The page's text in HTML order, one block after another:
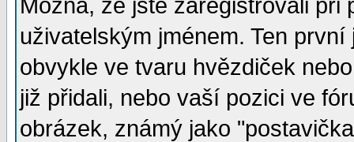
Možná, že jste zaregistrovali
uživatelským jménem. Ten
obvykle ve tvaru hvězdiček
již přidali, nebo vaší pozici ve
obrázek, známý jako